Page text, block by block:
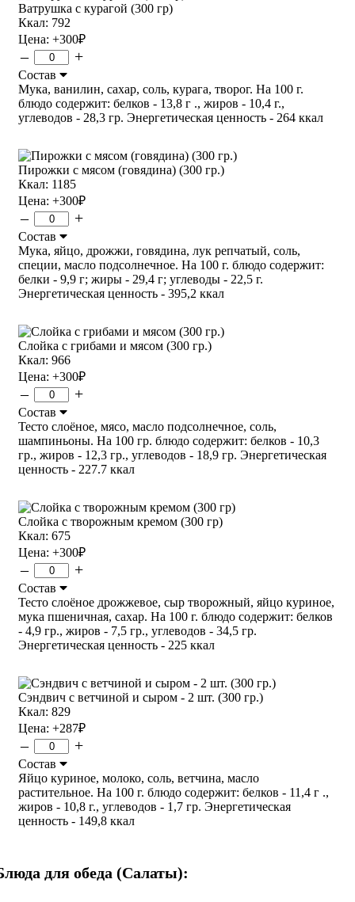
Ватрушка с курагой (300 гр)
Ккал: 792
Цена: +300₽
– +
Состав
Мука, ванилин, сахар, соль, курага, творог. На 100 г.
блюдо содержит: белков - 13,8 г ., жиров - 10,4 г.,
углеводов - 28,3 гр. Энергетическая ценность - 264 ккал
Пирожки с мясом (говядина) (300 гр.)
Ккал: 1185
Цена: +300₽
– +
Состав
Мука, яйцо, дрожжи, говядина, лук репчатый, соль,
специи, масло подсолнечное. На 100 г. блюдо содержит:
белки - 9,9 г; жиры - 29,4 г; углеводы - 22,5 г.
Энергетическая ценность - 395,2 ккал
Слойка с грибами и мясом (300 гр.)
Ккал: 966
Цена: +300₽
– +
Состав
Тесто слоёное, мясо, масло подсолнечное, соль,
шампиньоны. На 100 гр. блюдо содержит: белков - 10,3
гр., жиров - 12,3 гр., углеводов - 18,9 гр. Энергетическая
ценность - 227.7 ккал
Слойка с творожным кремом (300 гр)
Ккал: 675
Цена: +300₽
– +
Состав
Тесто слоёное дрожжевое, сыр творожный, яйцо куриное,
мука пшеничная, сахар. На 100 г. блюдо содержит: белков
- 4,9 гр., жиров - 7,5 гр., углеводов - 34,5 гр.
Энергетическая ценность - 225 ккал
Сэндвич с ветчиной и сыром - 2 шт. (300 гр.)
Ккал: 829
Цена: +287₽
– +
Состав
Яйцо куриное, молоко, соль, ветчина, масло
растительное. На 100 г. блюдо содержит: белков - 11,4 г .,
жиров - 10,8 г., углеводов - 1,7 гр. Энергетическая
ценность - 149,8 ккал
для обеда (Салаты):